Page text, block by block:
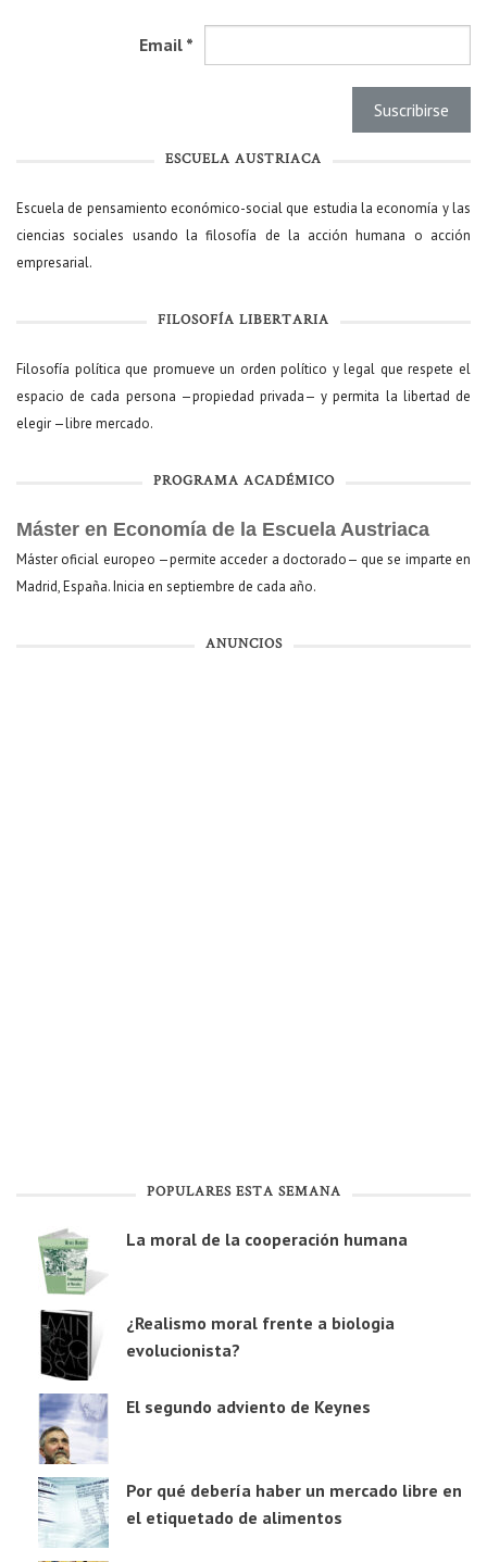
Email *
ESCUELA AUSTRIACA
Escuela de pensamiento económico-social que estudia la economía y las
ciencias sociales usando la filosofía de la acción humana o acción
empresarial.
FILOSOFÍA LIBERTARIA
Filosofía política que promueve un orden político y legal que respete el
espacio de cada persona —propiedad privada— y permita la libertad de
elegir —libre mercado.
PROGRAMA ACADÉMICO
Máster en Economía de la Escuela Austriaca
Máster oficial europeo —permite acceder a doctorado— que se imparte en
Madrid, España. Inicia en septiembre de cada año.
ANUNCIOS
POPULARES ESTA SEMANA
La moral de la cooperación humana
¿Realismo moral frente a biologia
evolucionista?
El segundo adviento de Keynes
Por qué debería haber un mercado libre en
el etiquetado de alimentos